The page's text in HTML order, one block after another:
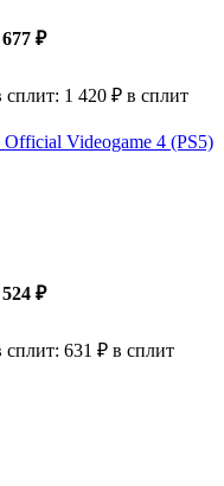
₽
сплит: 1 420 ₽ в сплит
Videogame 4 (PS5)
₽
сплит: 631 ₽ в сплит